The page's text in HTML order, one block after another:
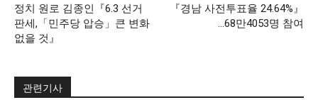
정치 원로 김종인『6.3 선거
판세,「민주당 압승」큰 변화
없을 것』
『경남 사전투표율 24.64%』
…68만4053명 참여
관련기사